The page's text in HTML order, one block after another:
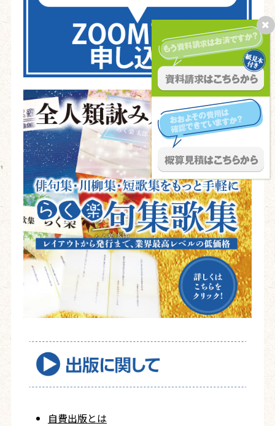
自費出版とは